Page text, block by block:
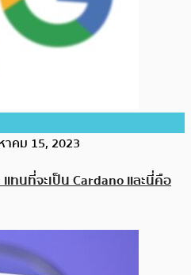
าคม 15, 2023
ทนที่จะเป็น Cardano และนี่คือ